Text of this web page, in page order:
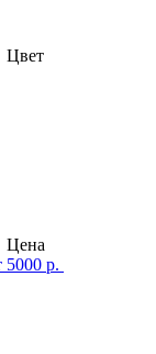
Цвет
Цена
5000 р.